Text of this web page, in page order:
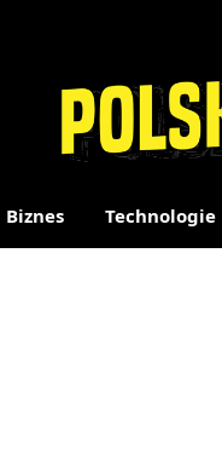
Biznes Technologie